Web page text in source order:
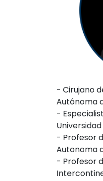
- Cirujano
Autónoma
-
- Profesor
Autonoma
- Profesor